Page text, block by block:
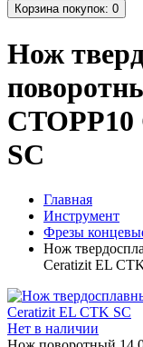
Корзинапокупок: 0
Нож
SC
Главная
Инструмент
Фрезы
Нож
Ceratizit EL
Нет в наличии